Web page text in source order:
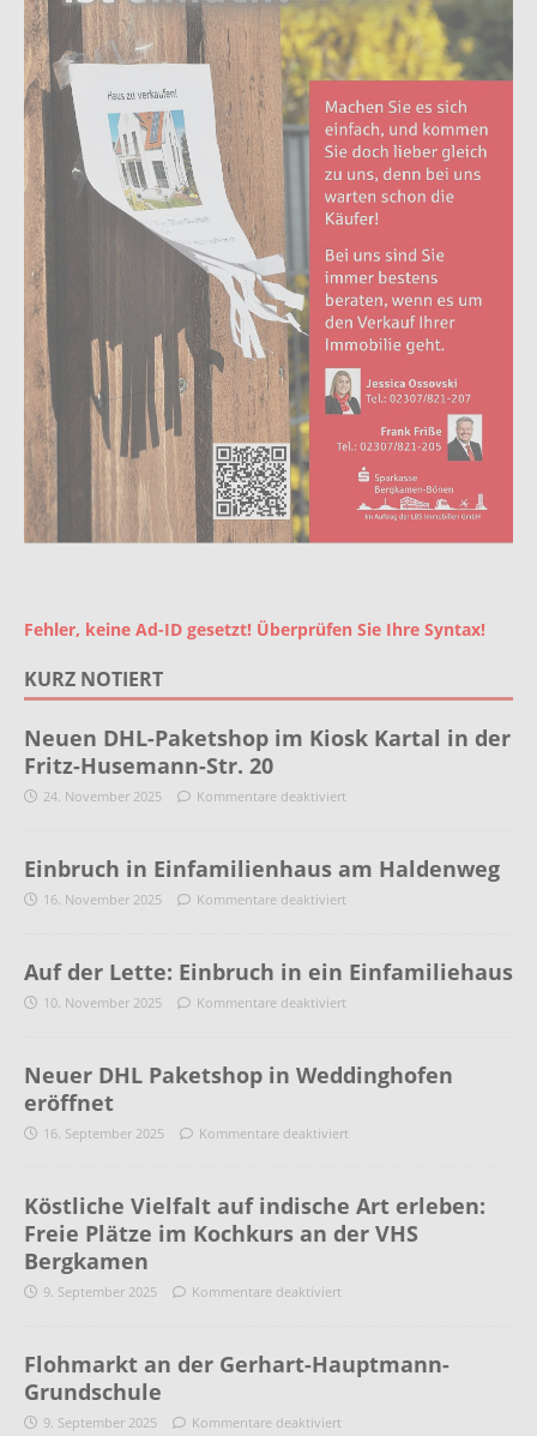
Fehler, keine Ad-ID gesetzt! Überprüfen Sie Ihre Syntax!
KURZ NOTIERT
Neuen DHL-Paketshop im Kiosk Kartal in der
Fritz-Husemann-Str. 20
24. November 2025 Kommentare deaktiviert
Einbruch in Einfamilienhaus am Haldenweg
16. November 2025 Kommentare deaktiviert
Auf der Lette: Einbruch in ein Einfamiliehaus
10. November 2025 Kommentare deaktiviert
Neuer DHL Paketshop in Weddinghofen
eröffnet
16. September 2025 Kommentare deaktiviert
Köstliche Vielfalt auf indische Art erleben:
Freie Plätze im Kochkurs an der VHS
Bergkamen
9. September 2025 Kommentare deaktiviert
Flohmarkt an der Gerhart-Hauptmann-
Grundschule
9. September 2025 Kommentare deaktiviert